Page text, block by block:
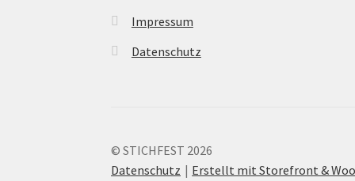
Impressum
Datenschutz
© STICHFEST 2026
Datenschutz
Erstellt mit Storefront &